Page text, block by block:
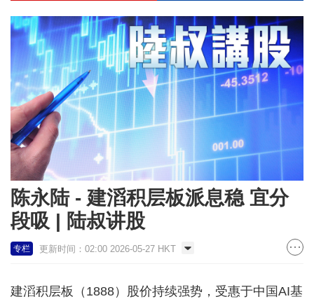
陈永陆 - 建滔积层板派息稳 宜分
段吸 | 陆叔讲股
专栏 更新时间：02:00 2026-05-27 HKT
建滔积层板（1888）股价持续强势，受惠于中国AI基